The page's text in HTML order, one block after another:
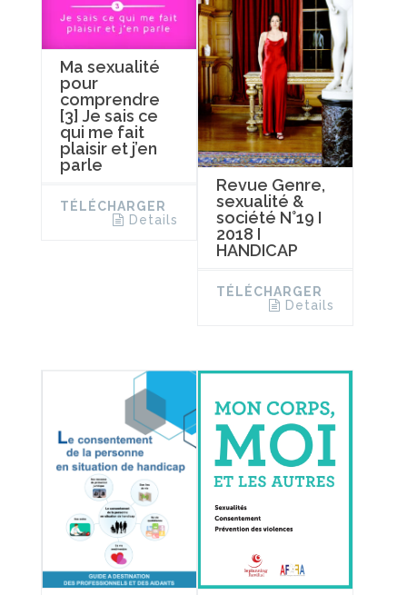
Ma sexualité
pour
comprendre
[3] Je sais ce
qui me fait
plaisir et j’en
parle
TÉLÉCHARGER
Details
Revue Genre,
sexualité &
société N°19 I
2018 I
HANDICAP
TÉLÉCHARGER
Details